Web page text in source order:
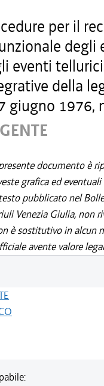
per il
degli
eventi
della
giugno 1976,
documento è
grafica ed
pubblicato nel
Venezia Giulia, non
è sostitutivo in alcun
avente valore